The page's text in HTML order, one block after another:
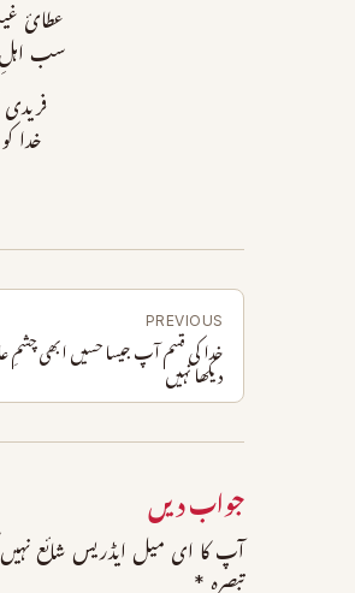
عطائ
سب اہلِ
خدا
PREVIOUS
خدا کی قسم آپ جیسا حسیں ابھی چشمِ
دیکھا نہیں
جواب دیں
آپ کا ای میل ایڈریس شائع نہیں
تبصرہ *